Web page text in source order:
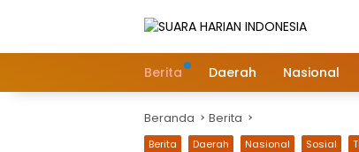
Berita Daerah Nasional
Beranda Berita
Berita Daerah Nasional Sosial